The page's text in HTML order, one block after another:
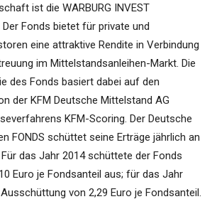
ist die WARBURG INVEST
Der Fonds bietet für private und
eine attraktive Rendite in Verbindung
im Mittelstandsanleihen-Markt. Die
des Fonds basiert dabei auf den
der KFM Deutsche Mittelstand AG
KFM-Scoring. Der Deutsche
FONDS schüttet seine Erträge jährlich an
das Jahr 2014 schüttete der Fonds
Euro je Fondsanteil aus; für das Jahr
von 2,29 Euro je Fondsanteil.